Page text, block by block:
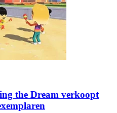
the Dream verkoopt